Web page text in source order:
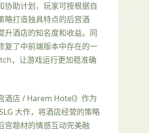
协助计划，玩家可按根据自
略打造独具特点的后宫酒
升酒店的知名度和收益。同
复了中前端版本中存在的一
，让游戏运行更加稳准确
酒店 / Harem Hotel》作为
大作，将酒店经营的策略
宫题材的情感互动完美融